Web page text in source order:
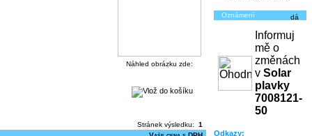
Náhled obrázku zde:
Stránek výsledku: 1
Oznámení
Informuj
mě o
změnách
v Solar
plavky
7008121-
50
Odkazy: